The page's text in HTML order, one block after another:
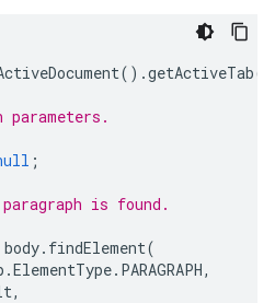
().getActiveTab
;
is found.
body. findElement(
.ElementType. PARAGRAPH,
,